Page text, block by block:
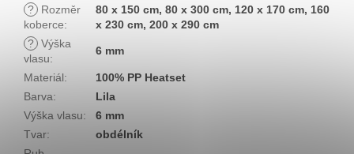
?
Rozměr
koberce:
80 x 150 cm, 80 x 300 cm, 120 x 170 cm, 160
x 230 cm, 200 x 290 cm
? Výška
vlasu:
6 mm
Materiál:
100% PP Heatset
Barva:
Lila
Výška vlasu:
6 mm
Tvar:
obdélník